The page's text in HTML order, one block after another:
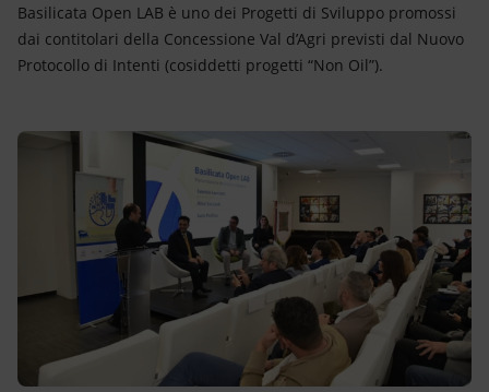
Basilicata Open LAB è uno dei Progetti di Sviluppo promossi
dai contitolari della Concessione Val d’Agri previsti dal Nuovo
Protocollo di Intenti (cosiddetti progetti “Non Oil”).